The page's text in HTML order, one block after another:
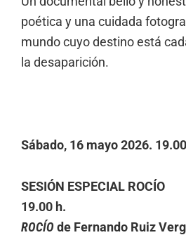
poética y una cuidada
mundo cuyo destino está
la desaparición.
Sábado, 16 mayo 2026.
SESIÓN ESPECIAL ROCÍO
19.00 h.
ROCÍO de Fernando Ruiz